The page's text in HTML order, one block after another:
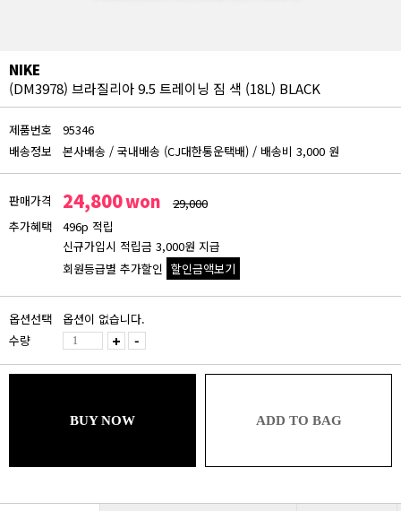
NIKE
(DM3978) 브라질리아 9.5 트레이닝 짐 색 (18L) BLACK
제품번호
95346
배송정보
본사배송 / 국내배송 (CJ대한통운택배) / 배송비 3,000 원
판매가격 24,800won
29,000
추가혜택
496p 적립
신규가입시 적립금 3,000원 지급
회원등급별 추가할인 할인금액보기
회원등급 할인가
비회원
24,800원
블루
브론즈
옵션선택
옵션이 없습니다.
수량
+ -
BUY NOW ADD TO BAG